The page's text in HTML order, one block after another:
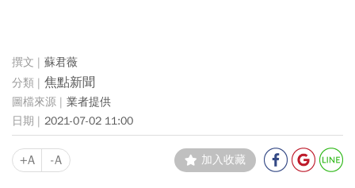
蘇君薇
焦點新聞
業者提供
2021-07-02 11:00
+A -A 加入收藏